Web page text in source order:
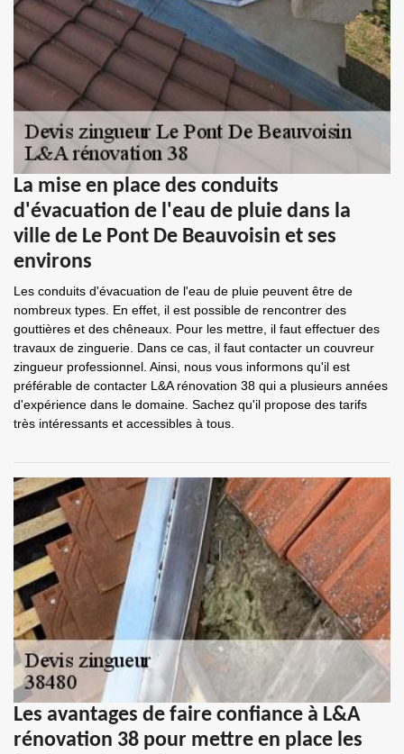
La mise en place des conduits
d'évacuation de l'eau de pluie dans la
ville de Le Pont De Beauvoisin et ses
environs
Les conduits d'évacuation de l'eau de pluie peuvent être de
nombreux types. En effet, il est possible de rencontrer des
gouttières et des chêneaux. Pour les mettre, il faut effectuer des
travaux de zinguerie. Dans ce cas, il faut contacter un couvreur
zingueur professionnel. Ainsi, nous vous informons qu'il est
préférable de contacter L&A rénovation 38 qui a plusieurs années
d'expérience dans le domaine. Sachez qu'il propose des tarifs
très intéressants et accessibles à tous.
Les avantages de faire confiance à L&A
rénovation 38 pour mettre en place les